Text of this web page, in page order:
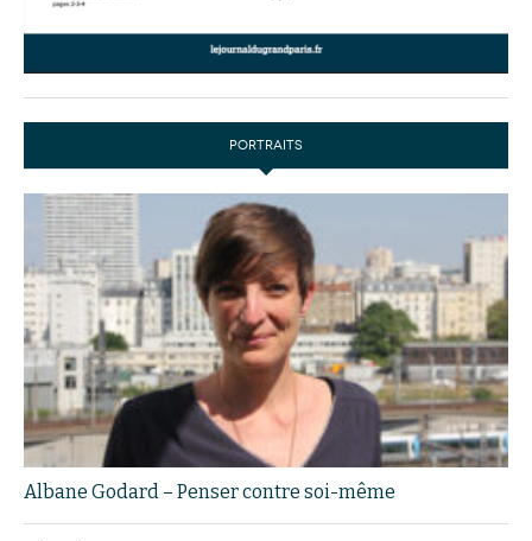
PORTRAITS
Albane Godard – Penser contre soi-même